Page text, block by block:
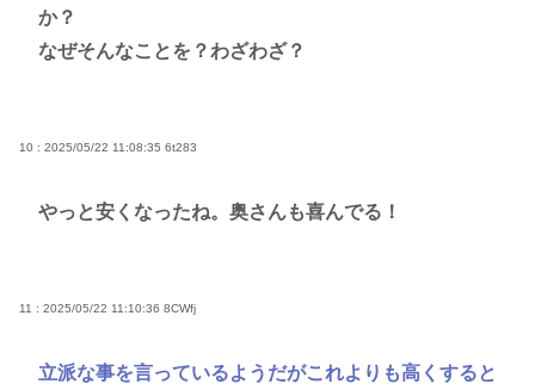
か？
なぜそんなことを？わざわざ？
10 : 2025/05/22 11:08:35 6t283
やっと安くなったね。奥さんも喜んでる！
11 : 2025/05/22 11:10:36 8CWfj
立派な事を言っているようだがこれよりも高くすると